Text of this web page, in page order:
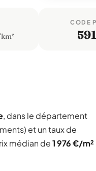
CODE
, dans le département
et un taux de
médian de1 976 €/m²